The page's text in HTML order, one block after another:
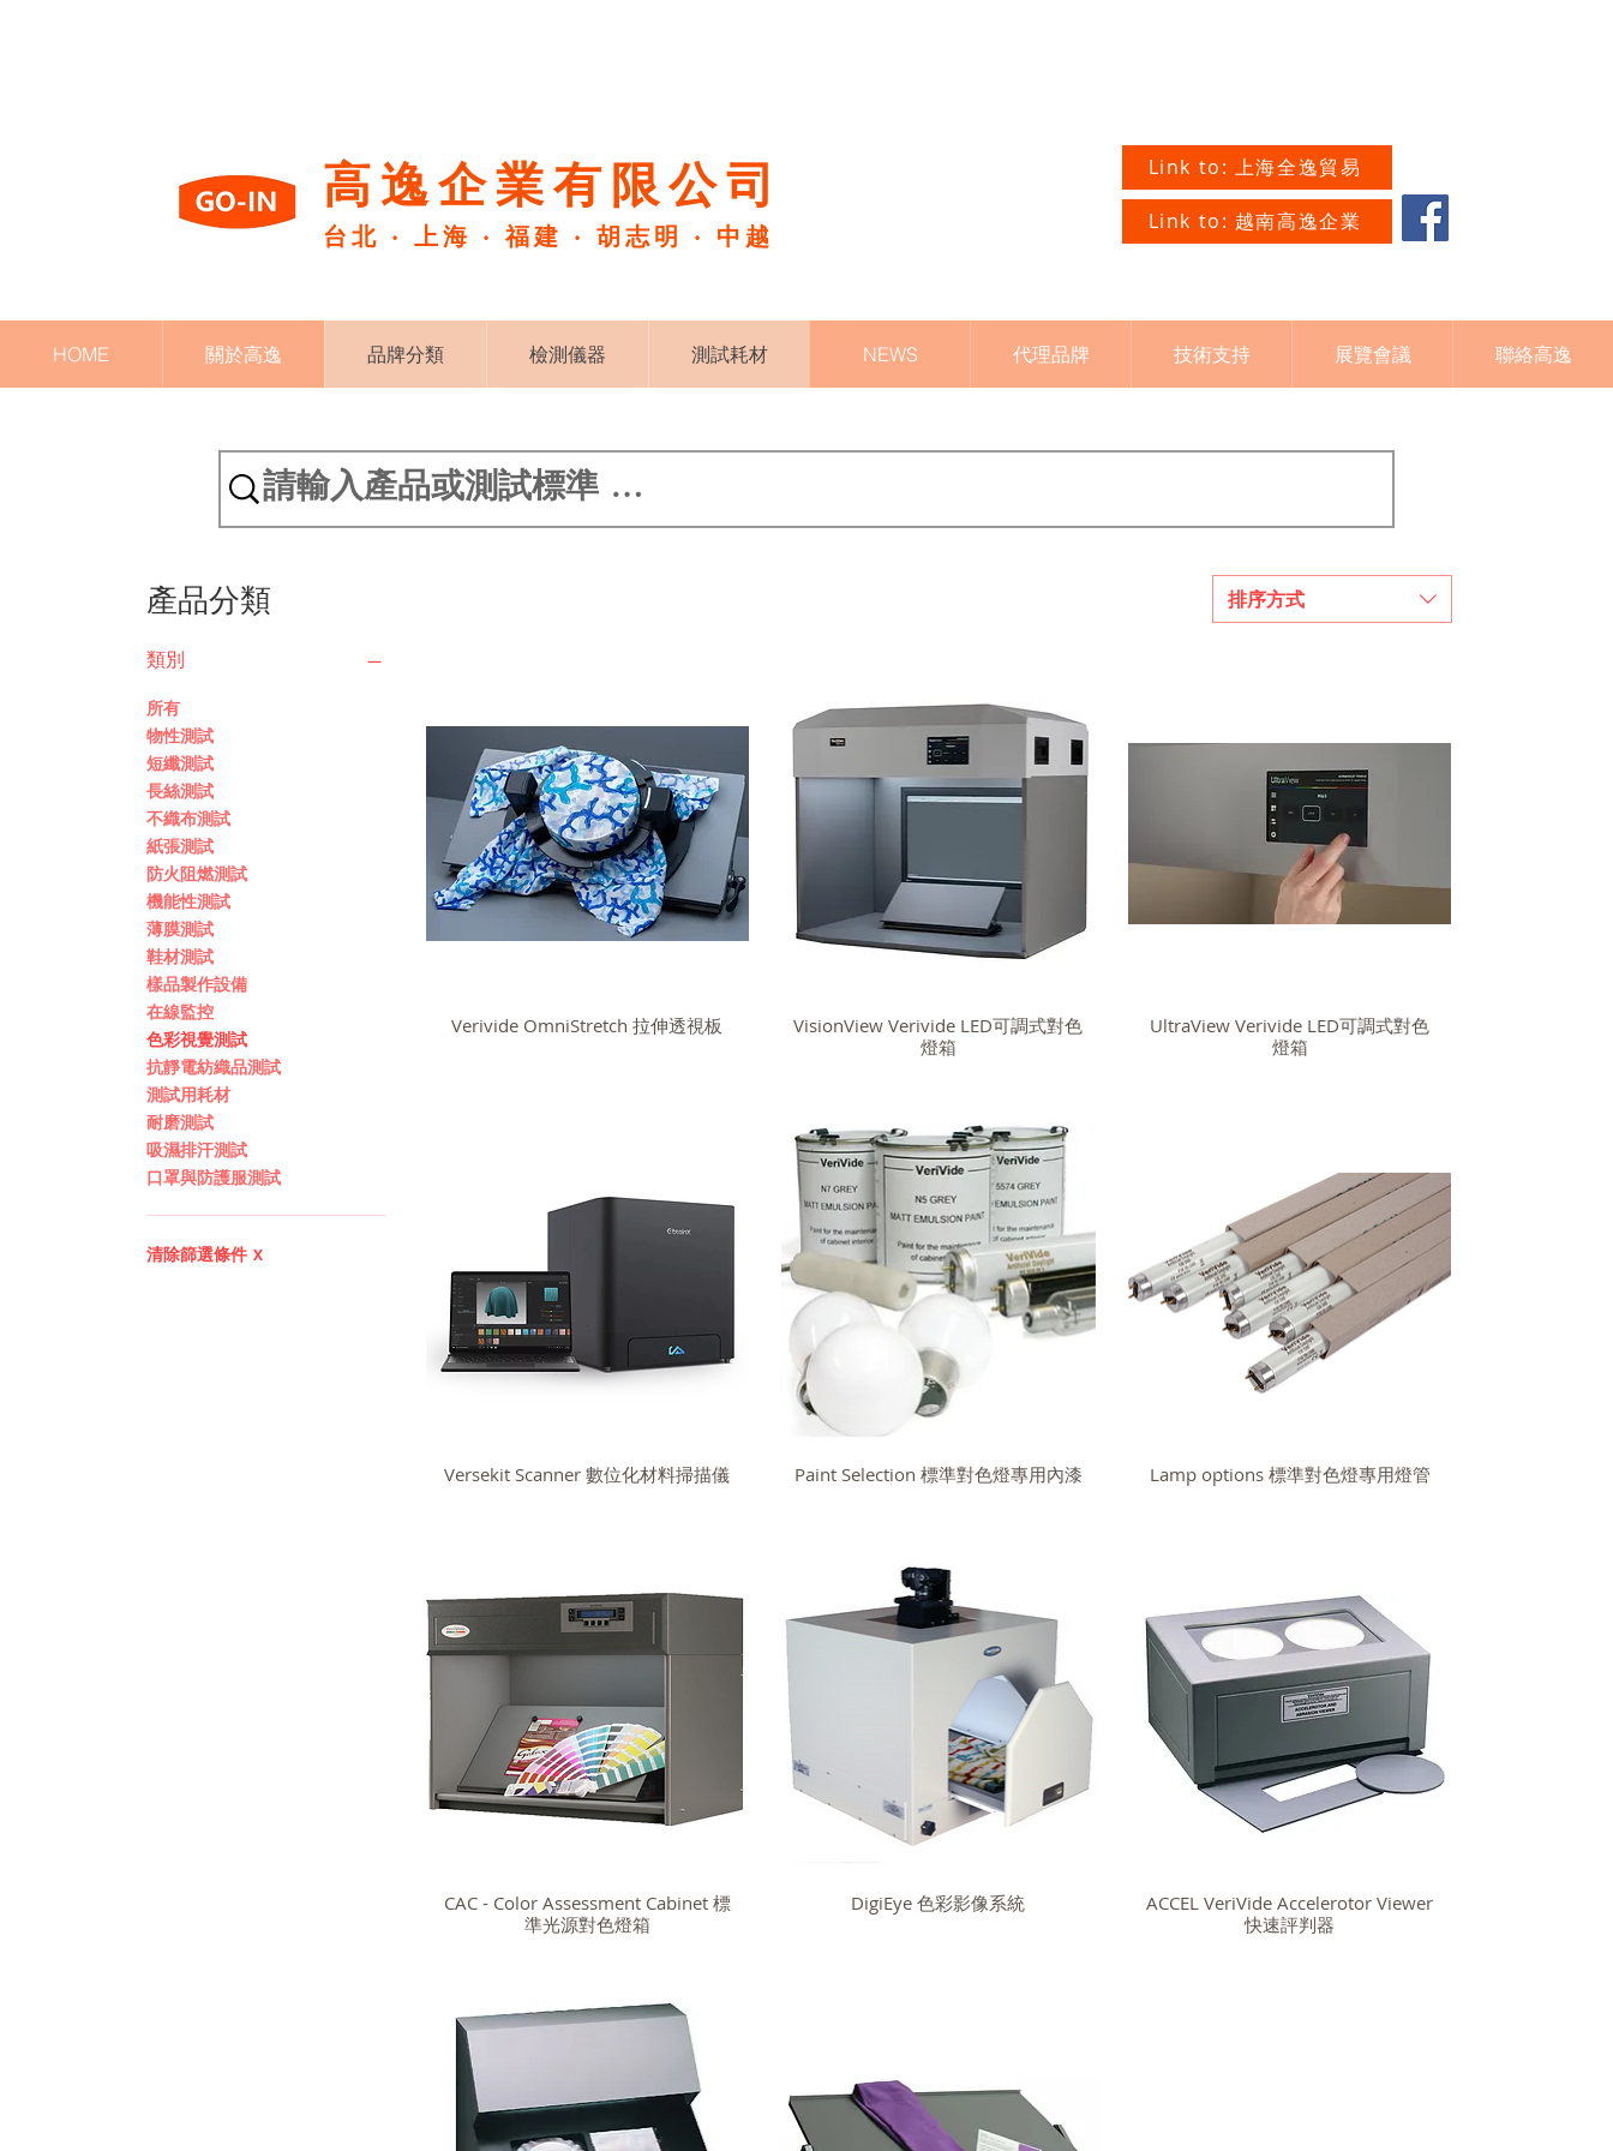
高逸企業有限公司​
台北 ‧ 上海 ‧ 福建 ‧ 胡志明 ‧ 中越
Link to: 上海全逸貿易
Link to: 越南高逸企業
HOME 關於高逸 品牌分類 檢測儀器 測試耗材 NEWS 代理品牌 技術支持 展覽會議 聯絡高逸
產品分類
類別
所有
物性測試
短纖測試
長絲測試
不織布測試
紙張測試
防火阻燃測試
機能性測試
薄膜測試
鞋材測試
樣品製作設備
在線監控
色彩視覺測試
抗靜電紡織品測試
測試用耗材
耐磨測試
吸濕排汗測試
口罩與防護服測試
清除篩選條件 X
排序方式
Verivide OmniStretch 拉伸透視板
VisionView Verivide LED可調式對色
燈箱
UltraView Verivide LED可調式對色
燈箱
Versekit Scanner 數位化材料掃描儀 Paint Selection 標準對色燈專用內漆 Lamp options 標準對色燈專用燈管
CAC - Color Assessment Cabinet 標
準光源對色燈箱
DigiEye 色彩影像系統
ACCEL VeriVide Accelerotor Viewer
快速評判器